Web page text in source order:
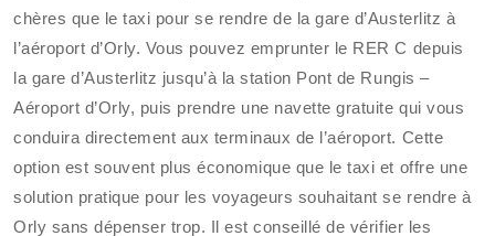
chères que le taxi pour se rendre de la gare d’Austerlitz à
l’aéroport d’Orly. Vous pouvez emprunter le RER C depuis
la gare d’Austerlitz jusqu’à la station Pont de Rungis –
Aéroport d’Orly, puis prendre une navette gratuite qui vous
conduira directement aux terminaux de l’aéroport. Cette
option est souvent plus économique que le taxi et offre une
solution pratique pour les voyageurs souhaitant se rendre à
Orly sans dépenser trop. Il est conseillé de vérifier les